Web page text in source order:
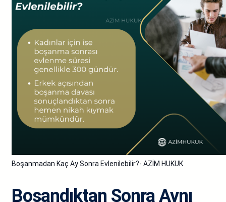
Boşanmadan Kaç Ay Sonra Evlenilebilir?- AZİM HUKUK
Boşandıktan Sonra Aynı